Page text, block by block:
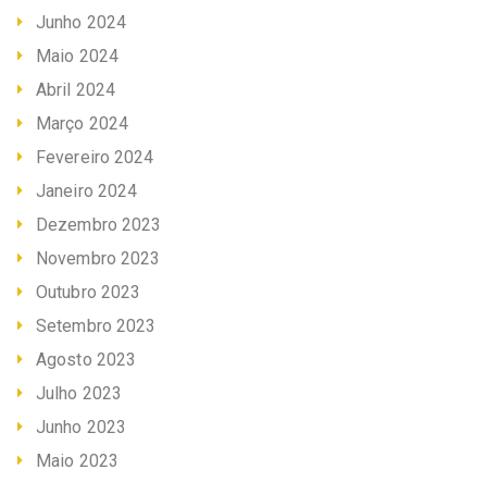
Junho 2024
Maio 2024
Abril 2024
Março 2024
Fevereiro 2024
Janeiro 2024
Dezembro 2023
Novembro 2023
Outubro 2023
Setembro 2023
Agosto 2023
Julho 2023
Junho 2023
Maio 2023